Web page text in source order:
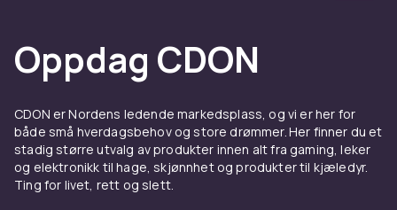
Oppdag CDON
CDON er Nordens ledende markedsplass, og vi er her for
både små hverdagsbehov og store drømmer. Her finner du et
stadig større utvalg av produkter innen alt fra gaming, leker
og elektronikk til hage, skjønnhet og produkter til kjæledyr.
Ting for livet, rett og slett.